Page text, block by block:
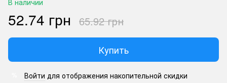
52.74 грн 65.92 грн
Купить
Войти для отображения накопительной скидки